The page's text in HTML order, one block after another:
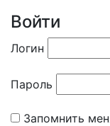
Войти
Логин
Пароль
Запомнить